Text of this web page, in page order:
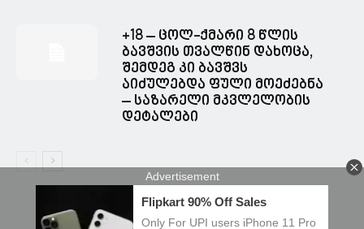
+18 – ცოლ-ქმარი 8 წლის
ბავშვის თვალწინ დახოცა,
შემდეგ კი ბავშვს
აიძულებდა ფული მოეძებნა
– საზარელი მკვლელობის
დეტალები